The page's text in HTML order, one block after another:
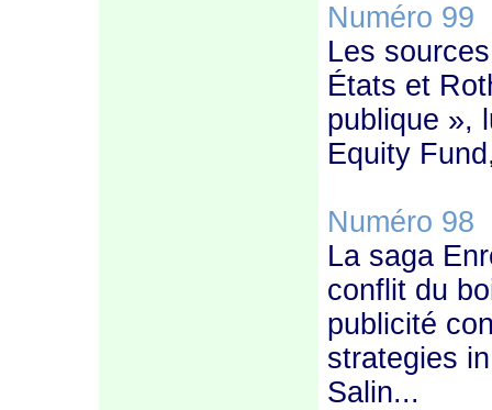
Numéro 99
Les
États et
publique »,
Equity
Numéro 98
La saga
conflit du
publicité
strategies
Salin...